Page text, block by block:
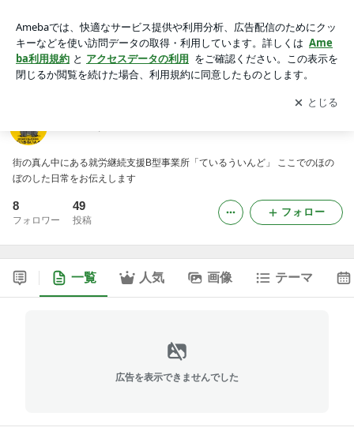
アプリをダウンロードして ブログの更新通知
を受け取りまし
ょう。
開く
街の真ん中にある就労継続支援B型事業所「ているういんど」 ここでのほの
ぼのした日常をお伝えします
8
フォロワー
49
投稿
フォロー
一覧 人気 画像 テーマ
広告を表示できませんでした